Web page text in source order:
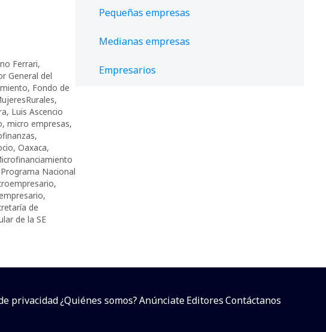
Ferrari,
General del
, Fondo de
,
, Luis Ascencio
, micro empresas,
,
, Oaxaca,
Programa Nacional
,
,
de
de la SE
Pequeñas empresas
Medianas empresas
Empresarios
privacidad¿Quiénes somos?AnúnciateEditoresContáctanos